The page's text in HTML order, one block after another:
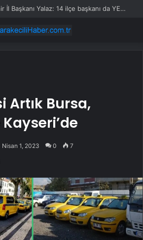
Eski CHP Eskişehir İl Başkanı Yalaz: 14 ilçe başkanı da YENİ Parti’nin yanında
Artık Bursa,
Nisan 1, 2023 0 7